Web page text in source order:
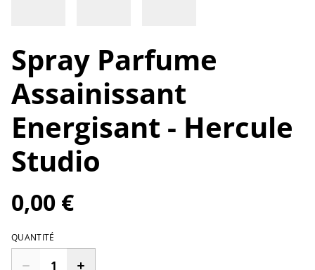
Spray Parfume
Assainissant
Energisant - Hercule
Studio
0,00 €
QUANTITÉ